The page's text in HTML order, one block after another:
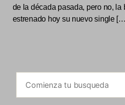
de la década pasada, pero no, la
estrenado hoy su nuevo single